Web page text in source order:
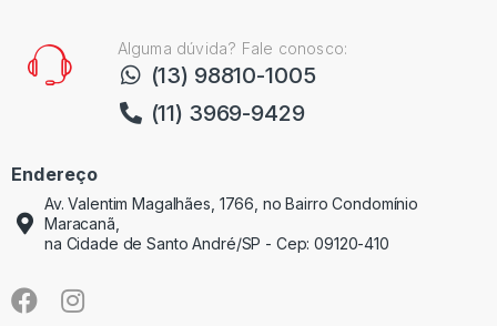
Alguma dúvida? Fale conosco:
(13) 98810-1005
(11) 3969-9429
Endereço
Av. Valentim Magalhães, 1766, no Bairro Condomínio
Maracanã,
na Cidade de Santo André/SP - Cep: 09120-410